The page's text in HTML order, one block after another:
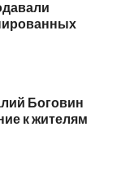
Боговин
к жителям